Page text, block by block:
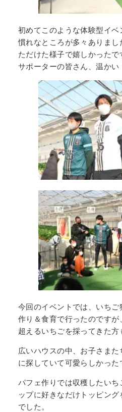
初めてこのような体験型イ
慣れなところが多々ありま
ただけた様子で嬉しかったで
サポーターの皆さん、温かい
今回のイベントでは、いち
作り＆食育で行ったのです
超えるいちごを採ってきた方
広いハウスの中、お子さま
に探していて可愛らしかった
パフェ作りでは収穫したい
ップに好きなだけトッピン
でした。